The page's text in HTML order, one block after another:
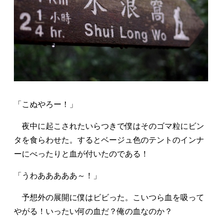
「こぬやろー！」
夜中に起こされたいらつきで僕はそのゴマ粒にビン
タを食らわせた。するとベージュ色のテントのインナ
ーにべったりと血が付いたのである！
「うわあああああ～！」
予想外の展開に僕はビビった。こいつら血を吸って
やがる！いったい何の血だ？俺の血なのか？